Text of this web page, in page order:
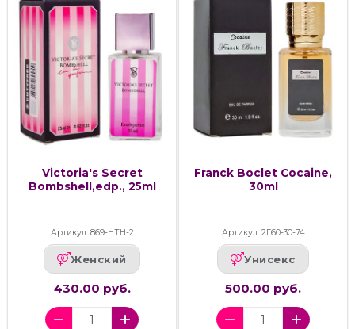
Victoria's Secret
Bombshell,edp., 25ml
Артикул: 869-НТН-2
Женский
430.00 руб.
Franck Boclet Cocaine,
30ml
Артикул: 2Г60-30-74
Унисекс
500.00 руб.